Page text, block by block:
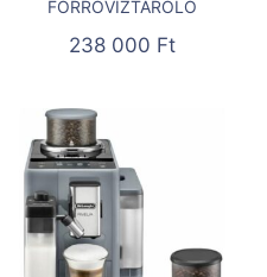
FORRÓVÍZTÁROLÓ
238 000 Ft